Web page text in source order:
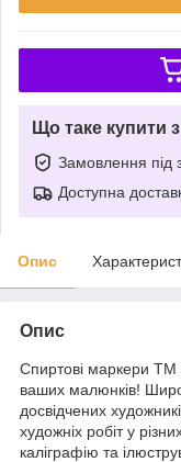
Що таке купити
Замовлення під
Доступна
Опис
Опис
Спиртові маркери ТМ
ваших малюнків!
досвідчених
художніх робіт у
каліграфію та